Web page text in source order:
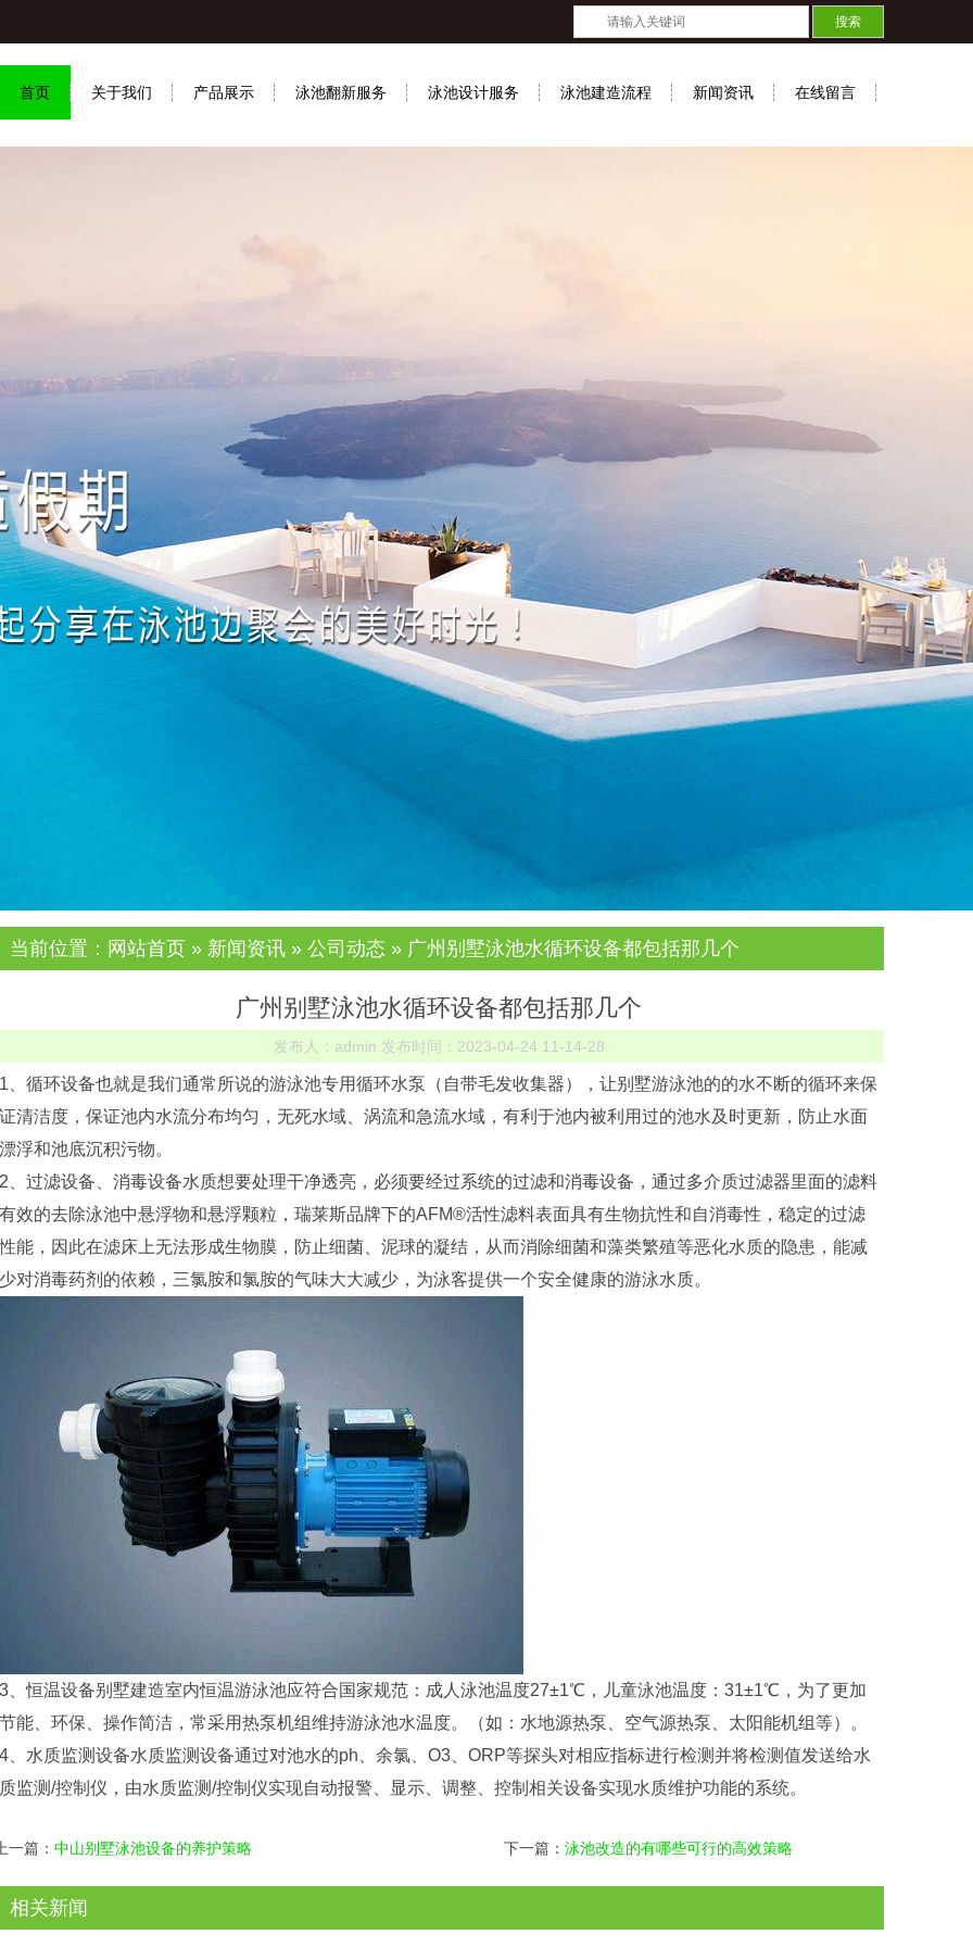
首页 关于我们 产品展示 泳池翻新服务 泳池设计服务 泳池建造流程 新闻资讯 在线留言
联系我们
当前位置： 网站首页 » 新闻资讯 » 公司动态 » 广州别墅泳池水循环设备都包括那几个
广州别墅泳池水循环设备都包括那几个
发布人：admin 发布时间：2023-04-24 11-14-28
1、循环设备也就是我们通常所说的游泳池专用循环水泵（自带毛发收集器），让别墅游泳池的的水不断的循环来保
证清洁度，保证池内水流分布均匀，无死水域、涡流和急流水域，有利于池内被利用过的池水及时更新，防止水面
漂浮和池底沉积污物。
2、过滤设备、消毒设备水质想要处理干净透亮，必须要经过系统的过滤和消毒设备，通过多介质过滤器里面的滤料
有效的去除泳池中悬浮物和悬浮颗粒，瑞莱斯品牌下的AFM®活性滤料表面具有生物抗性和自消毒性，稳定的过滤
性能，因此在滤床上无法形成生物膜，防止细菌、泥球的凝结，从而消除细菌和藻类繁殖等恶化水质的隐患，能减
少对消毒药剂的依赖，三氯胺和氯胺的气味大大减少，为泳客提供一个安全健康的游泳水质。
3、恒温设备别墅建造室内恒温游泳池应符合国家规范：成人泳池温度27±1℃，儿童泳池温度：31±1℃，为了更加
节能、环保、操作简洁，常采用热泵机组维持游泳池水温度。（如：水地源热泵、空气源热泵、太阳能机组等）。
4、水质监测设备水质监测设备通过对池水的ph、余氯、O3、ORP等探头对相应指标进行检测并将检测值发送给水
质监测/控制仪，由水质监测/控制仪实现自动报警、显示、调整、控制相关设备实现水质维护功能的系统。
一篇： 中山别墅泳池设备的养护策略 下一篇： 泳池改造的有哪些可行的高效策略
相关新闻